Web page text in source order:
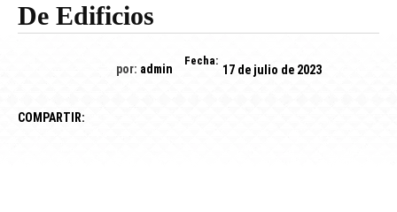
De Edificios
por: admin
Fecha:
17 de julio de 2023
COMPARTIR: